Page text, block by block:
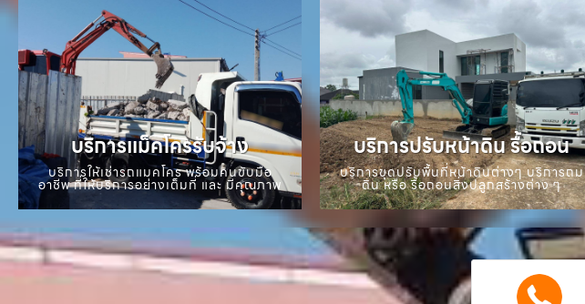
บริการแม็คโครรับจ้าง
บริการให้เช่ารถแมคโคร พร้อมคนขับมือ
อาชีพ ที่ให้บริการอย่างเต็มที่ และ มีคุณภาพ
บริการปรับหน้าดิน รื้อถอน
บริการขุดปรับพื้นที่หน้าดินต่างๆ บริการถม
ดิน หรือ รื้อถอนสิ่งปลูกสร้างต่าง ๆ